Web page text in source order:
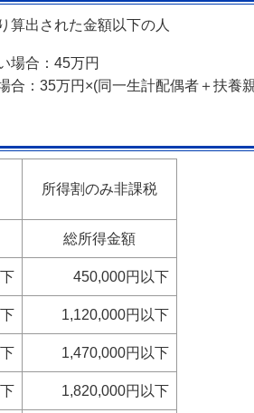
算出された金額以下の人
場合：45万円
合：35万円×(同一生計配偶者＋扶養
所得割のみ非課税
総所得金額
450,000円以下
1,120,000円以下
1,470,000円以下
1,820,000円以下